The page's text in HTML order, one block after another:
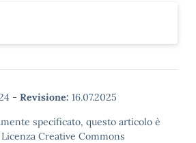
- Revisione: 16.07.2025
specificato, questo articolo è
Creative Commons